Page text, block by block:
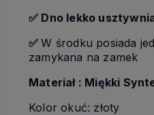
✅ Dno lekko
✅W środku posiada
zamykana na zamek
Materiał : Miękki
Kolor okuć: złoty